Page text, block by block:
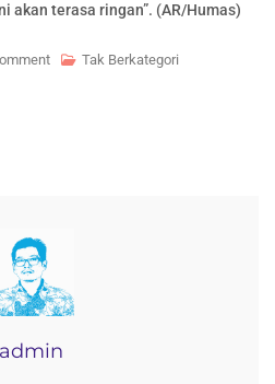
akan terasa ringan”. (AR/Humas)
On
Tak Berkategori
admin